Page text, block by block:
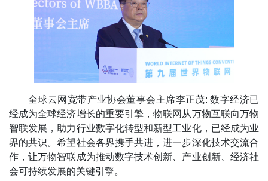
全球云网宽带产业协会董事会主席李正茂: 数字经济已
经成为全球经济增长的重要引擎，物联网从万物互联向万物
智联发展，助力行业数字化转型和新型工业化，已经成为业
界的共识。希望社会各界携手共进，进一步深化技术交流合
作，让万物智联成为推动数字技术创新、产业创新、经济社
会可持续发展的关键引擎。